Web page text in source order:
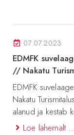
07.07.2023
EDMFK
// Nakatu
EDMFK
Nakatu
alanud ja kestab
Loe lähemalt